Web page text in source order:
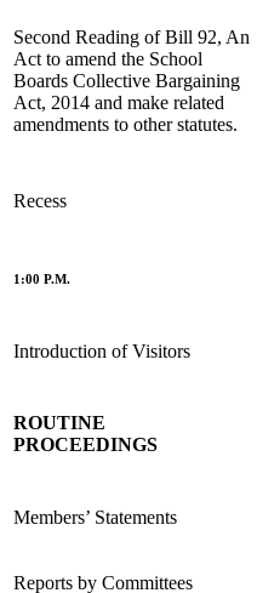
Second Reading of Bill 92, An
Act to amend the School
Boards Collective Bargaining
Act, 2014 and make related
amendments to other statutes.
Recess
1:00 P.M.
Introduction of Visitors
ROUTINE
PROCEEDINGS
Members’ Statements
Reports by Committees